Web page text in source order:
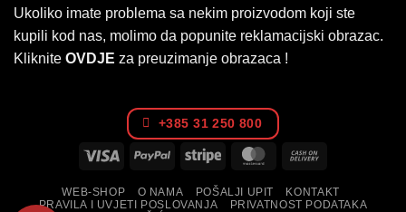
Ukoliko imate problema sa nekim proizvodom koji ste
kupili kod nas, molimo da popunite reklamacijski obrazac.
Kliknite OVDJE za preuzimanje obrazaca !
+385 31 250 800
Visa PayPal Stripe MasterCard
Delivery
WEB-SHOP O NAMA POŠALJI UPIT
KONTAKT
PRAVILA I UVJETI POSLOVANJA
PRIVATNOST PODATAKA